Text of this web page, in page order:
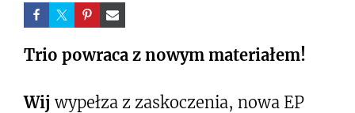
Trio powraca z nowym materiałem!
Wij wypełza z zaskoczenia, nowa EP